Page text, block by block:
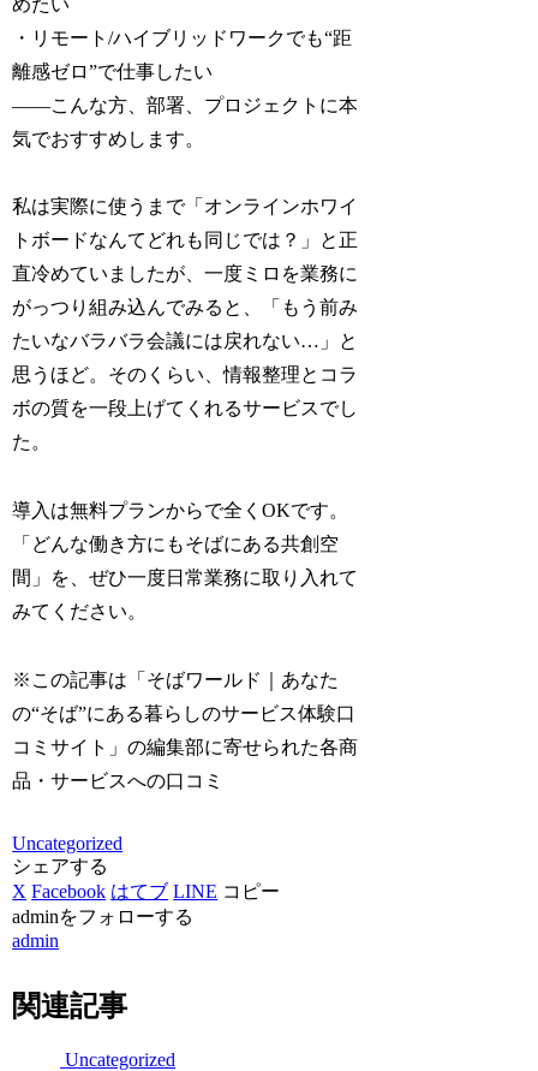
・リモート/ハイブリッドワークでも“距
離感ゼロ”で仕事したい
――こんな方、部署、プロジェクトに本
気でおすすめします。
私は実際に使うまで「オンラインホワイ
トボードなんてどれも同じでは？」と正
直冷めていましたが、一度ミロを業務に
がっつり組み込んでみると、「もう前み
たいなバラバラ会議には戻れない…」と
思うほど。そのくらい、情報整理とコラ
ボの質を一段上げてくれるサービスでし
た。
導入は無料プランからで全くOKです。
「どんな働き方にもそばにある共創空
間」を、ぜひ一度日常業務に取り入れて
みてください。
※この記事は「そばワールド｜あなた
の“そば”にある暮らしのサービス体験口
コミサイト」の編集部に寄せられた各商
品・サービスへの口コミ
Uncategorized
シェアする
X Facebook はてブ LINE コピー
adminをフォローする
admin
関連記事
Uncategorized